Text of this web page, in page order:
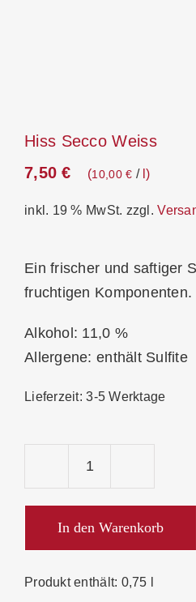
Hiss Secco Weiss
7,50€ 10,00€ / l
inkl. 19 % MwSt. zzgl.
Ein frischer und saftiger
fruchtigen Komponenten.
Alkohol: 11,0 %
Allergene: enthält Sulfite
Lieferzeit:3-5 Werktage
Weiss
Menge
In den Warenkorb
Produkt enthält: 0,75 l